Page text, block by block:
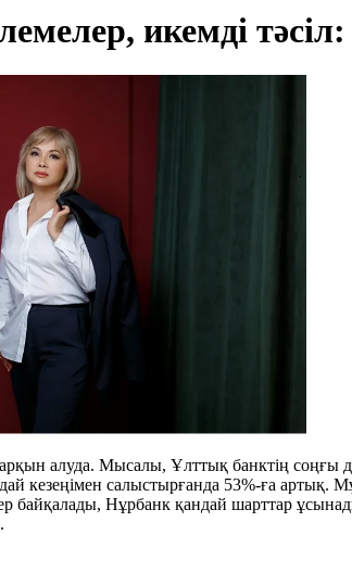
икемді
алуда. Мысалы, Ұлттық банктің соңғы
кезеңімен салыстырғанда 53%-ға артық.
байқалады, Нұрбанк қандай шарттар